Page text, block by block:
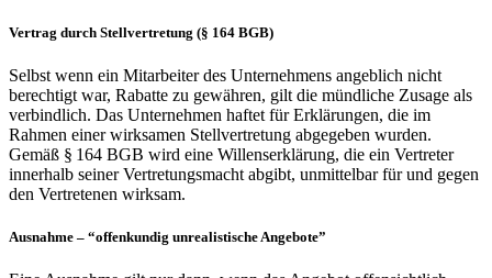
Vertrag durch Stellvertretung (§ 164 BGB)
Selbst wenn ein Mitarbeiter des Unternehmens angeblich nicht
berechtigt war, Rabatte zu gewähren, gilt die mündliche Zusage als
verbindlich. Das Unternehmen haftet für Erklärungen, die im
Rahmen einer wirksamen Stellvertretung abgegeben wurden.
Gemäß § 164 BGB wird eine Willenserklärung, die ein Vertreter
innerhalb seiner Vertretungsmacht abgibt, unmittelbar für und gegen
den Vertretenen wirksam.
Ausnahme – “offenkundig unrealistische Angebote”